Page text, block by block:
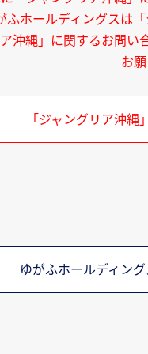
ふホールディングスは
沖縄」に関するお問い
お
「ジャングリア沖
ゆがふホールディン